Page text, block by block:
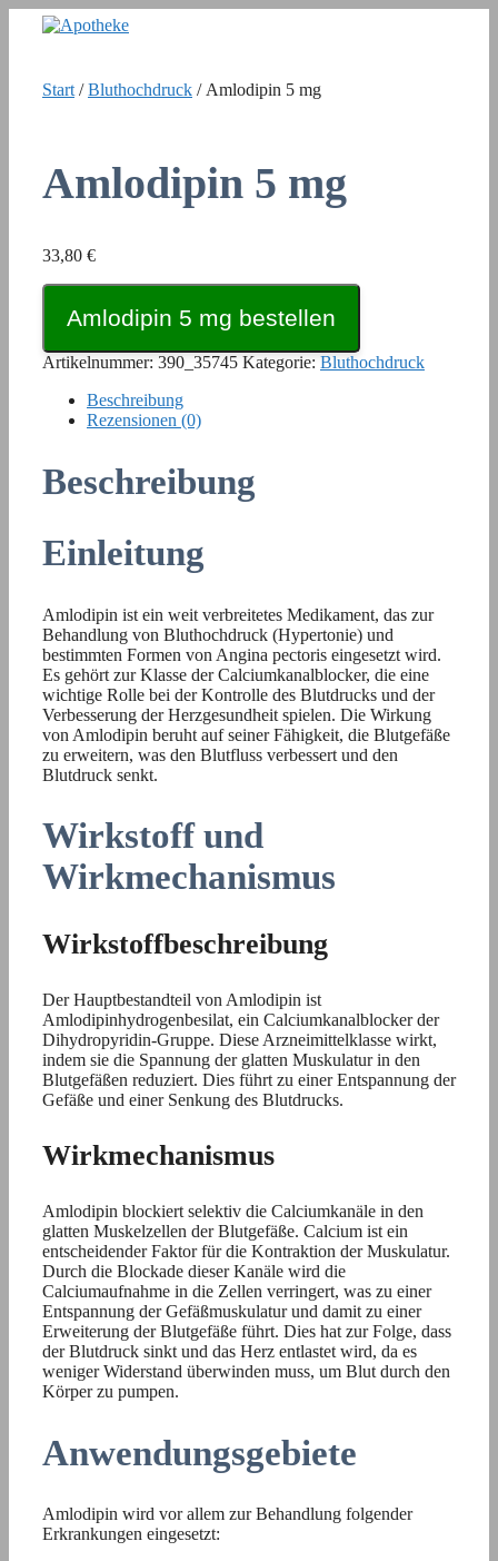
Inhalt
Start /Bluthochdruck / Amlodipin 5 mg
Amlodipin 5 mg
33,80 €
Amlodipin 5 mg bestellen
Artikelnummer: 390_35745 Kategorie: Bluthochdruck
Beschreibung
Rezensionen (0)
Beschreibung
Einleitung
Amlodipin ist ein weit verbreitetes Medikament, das zur
Behandlung von Bluthochdruck (Hypertonie) und
bestimmten Formen von Angina pectoris eingesetzt wird.
Es gehört zur Klasse der Calciumkanalblocker, die eine
wichtige Rolle bei der Kontrolle des Blutdrucks und der
Verbesserung der Herzgesundheit spielen. Die Wirkung
von Amlodipin beruht auf seiner Fähigkeit, die Blutgefäße
zu erweitern, was den Blutfluss verbessert und den
Blutdruck senkt.
Wirkstoff und
Wirkmechanismus
Wirkstoffbeschreibung
Der Hauptbestandteil von Amlodipin ist
Amlodipinhydrogenbesilat, ein Calciumkanalblocker der
Dihydropyridin-Gruppe. Diese Arzneimittelklasse wirkt,
indem sie die Spannung der glatten Muskulatur in den
Blutgefäßen reduziert. Dies führt zu einer Entspannung der
Gefäße und einer Senkung des Blutdrucks.
Wirkmechanismus
Amlodipin blockiert selektiv die Calciumkanäle in den
glatten Muskelzellen der Blutgefäße. Calcium ist ein
entscheidender Faktor für die Kontraktion der Muskulatur.
Durch die Blockade dieser Kanäle wird die
Calciumaufnahme in die Zellen verringert, was zu einer
Entspannung der Gefäßmuskulatur und damit zu einer
Erweiterung der Blutgefäße führt. Dies hat zur Folge, dass
der Blutdruck sinkt und das Herz entlastet wird, da es
weniger Widerstand überwinden muss, um Blut durch den
Körper zu pumpen.
Anwendungsgebiete
Amlodipin wird vor allem zur Behandlung folgender
Erkrankungen eingesetzt: